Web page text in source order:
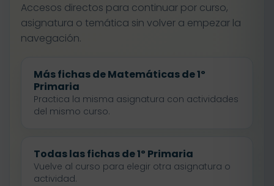
Accesos directos para continuar por curso,
asignatura o temática sin volver a empezar la
navegación.
Más fichas de Matemáticas de 1º
Primaria
Practica la misma asignatura con actividades
del mismo curso.
Todas las fichas de 1º Primaria
Vuelve al curso para elegir otra asignatura o
actividad.